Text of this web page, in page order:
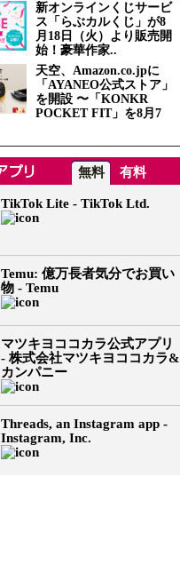
新オンラインくじサービ
ス「らぶカルくじ」が8
月18日（火）より販売開
始！豪華作家..
天空、Amazon.co.jpに
「AYANEO公式ストア」
を開設 〜「KONKR
POCKET FIT」を8月7
無料 有料
TikTok Lite - TikTok Ltd.
Temu: 億万長者気分でお買い
物 - Temu
マツキヨココカラ公式アプリ
- 株式会社マツキヨココカラ&
カンパニー
Threads, an Instagram app -
Instagram, Inc.